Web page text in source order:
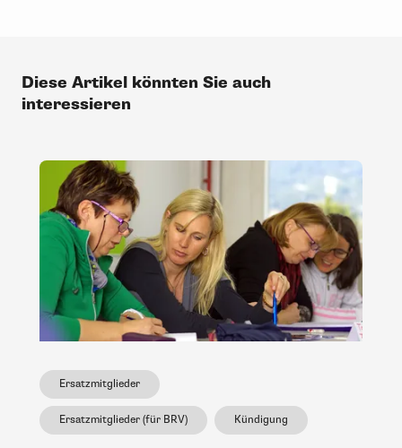
Diese Artikel könnten Sie auch
interessieren
Ersatzmitglieder
Ersatzmitglieder (für BRV) Kündigung